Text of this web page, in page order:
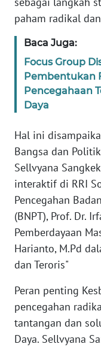
paham radikal
Baca Juga:
Focus Group
Pembentukan
Pencegahaan
Daya
Hal ini
Bangsa dan
Sellvyana
interaktif di RRI
Pencegahan
(BNPT), Prof. Dr.
Pemberdayaan
Harianto, M.Pd
dan Teroris"
Peran penting
pencegahan
tantangan dan
Daya. Sellvyana
JAKARTA
WN
JABAR
WN
BANTEN
NTT
WN
KEPRI
WN
PAPUA
PAPUA
RIAU